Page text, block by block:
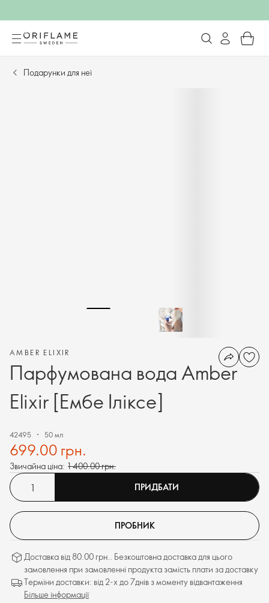
Подарунки для неї
AMBER ELIXIR
Парфумована вода Amber
Elixir [Ембе Іліксе]
42495 50 мл
699.00 грн.
Звичайна ціна: 1 400.00 грн.
ПРИДБАТИ
ПРОБНИК
Доставка від 80.00 грн.. Безкоштовна доставка для цього
замовлення при замовленні продукта замість плати за доставку
Терміни доставки: від 2-х до 7днів з моменту відвантаження
Більше інформації